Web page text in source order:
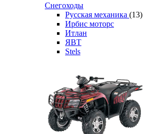
Снегоходы
Русская механика (13)
Ирбис моторс
Итлан
ЯВТ
Stels